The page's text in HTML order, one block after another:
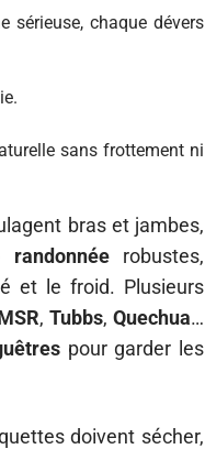
sérieuse, chaque dévers
sans frottement ni
bras et jambes,
randonnéerobustes,
et le froid. Plusieurs
, Tubbs,Quechua…
pour garder les
doivent sécher,